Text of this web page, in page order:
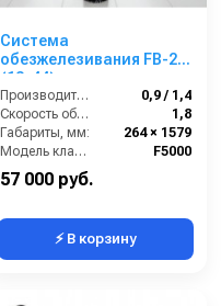
Система
обезжелезивания FB-2
(13х44)
Производительность (м3/час):
0,9 / 1,4
Скорость обратной промывки (м³/ч):
1,8
Габариты, мм:
264 × 1579
Модель клапана:
F5000
57 000 руб.
⚡ В корзину